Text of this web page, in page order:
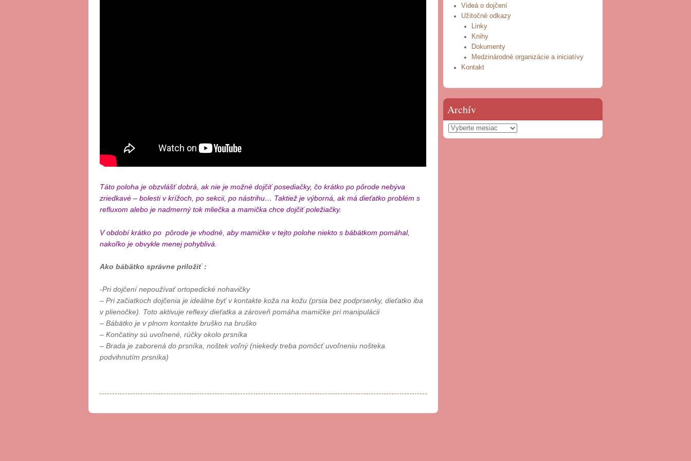
Táto poloha je obzvlášť dobrá, ak nie je možné dojčiť posediačky, čo krátko po pôrode nebýva
zriedkavé – bolesti v krížoch, po sekcii, po nástrihu… Taktiež je výborná, ak má dieťatko problém s
refluxom alebo je nadmerný tok mliečka a mamička chce dojčiť poležiačky.
V období krátko po pôrode je vhodné, aby mamičke v tejto polohe niekto s bábätkom pomáhal,
nakoľko je obvykle menej pohyblivá.
Ako bábätko správne priložiť :
-Pri dojčení nepoužívať ortopedické nohavičky
– Pri začiatkoch dojčenia je ideálne byť v kontakte koža na kožu (prsia bez podprsenky, dieťatko iba
v plienočke). Toto aktivuje reflexy dieťatka a zároveň pomáha mamičke pri manipulácii
– Bábätko je v plnom kontakte bruško na bruško
– Končatiny sú uvoľnené, rúčky okolo prsníka
– Brada je zaborená do prsníka, noštek voľný (niekedy treba pomôcť uvoľneniu nošteka
podvihnutím prsníka)
Videá o dojčení
Užitočné odkazy
Linky
Knihy
Dokumenty
Medzinárodné organizácie a iniciatívy
Kontakt
Archív
Archív